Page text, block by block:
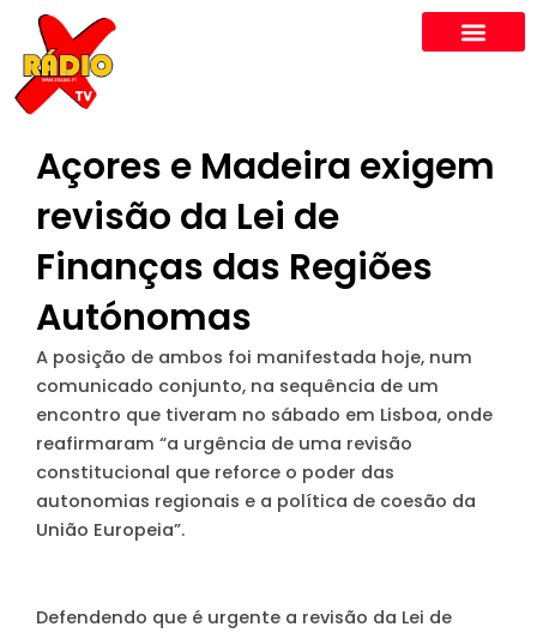
content
Açores e Madeira exigem
revisão da Lei de
Finanças das Regiões
Autónomas
A posição de ambos foi manifestada hoje, num
comunicado conjunto, na sequência de um
encontro que tiveram no sábado em Lisboa, onde
reafirmaram “a urgência de uma revisão
constitucional que reforce o poder das
autonomias regionais e a política de coesão da
União Europeia”.
Defendendo que é urgente a revisão da Lei de